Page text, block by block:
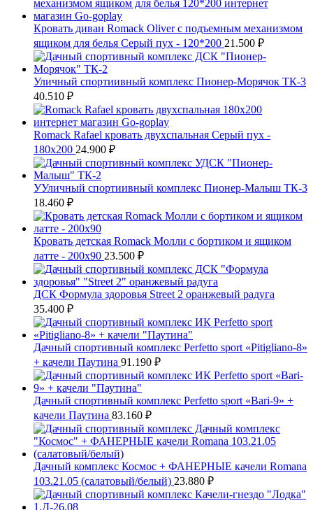
Кровать диван Romack Oliver с подъемным механизмом
ящиком для белья Серый пух - 120*200 21.500 ₽
Уличный спортиивный комплекс Пионер-Морячок ТК-3
40.510 ₽
Romack Rafael кровать двухспальная Серый пух -
180x200 24.900 ₽
УУличный спортиивный комплекс Пионер-Малыш ТК-3
18.460 ₽
Кровать детская Romack Молли с бортиком и ящиком
латте - 200x90 23.500 ₽
ДСК Формула здоровья Street 2 оранжевый радуга
35.400 ₽
Дачный спортивный комплекс Perfetto sport «Pitigliano-8»
+ качели Паутина 91.190 ₽
Дачный спортивный комплекс Perfetto sport «Bari-9» +
качели Паутина 83.160 ₽
Дачный комплекс Космос + ФАНЕРНЫЕ качели Romana
103.21.05 (салатовый/белый) 23.880 ₽